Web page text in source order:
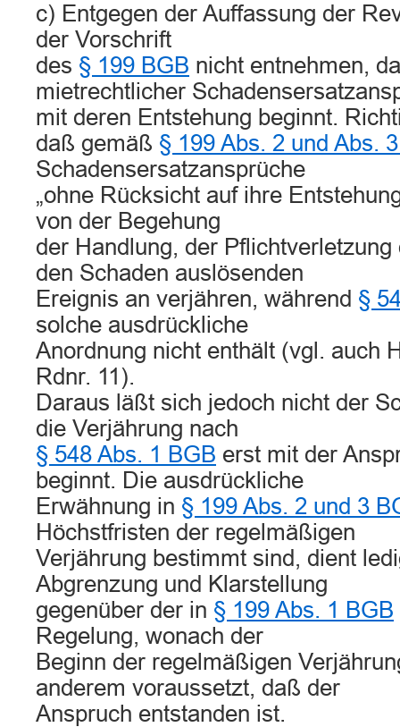
c) Entgegen der Auffassung der
der Vorschrift
des § 199 BGB nicht entnehmen,
mietrechtlicher
mit deren Entstehung beginnt.
daß gemäß § 199 Abs. 2 und Abs.
Schadensersatzansprüche
„ohne Rücksicht auf ihre
von der Begehung
der Handlung, der
den Schaden auslösenden
Ereignis an verjähren, während §
solche ausdrückliche
Anordnung nicht enthält (vgl. auch
Rdnr. 11).
Daraus läßt sich jedoch nicht der
die Verjährung nach
§ 548 Abs. 1 BGB erst mit der
beginnt. Die ausdrückliche
Erwähnung in § 199 Abs. 2 und 3
Höchstfristen der regelmäßigen
Verjährung bestimmt sind, dient
Abgrenzung und Klarstellung
gegenüber der in § 199 Abs. 1 BGB
Regelung, wonach der
Beginn der regelmäßigen
anderem voraussetzt, daß der
Anspruch entstanden ist.